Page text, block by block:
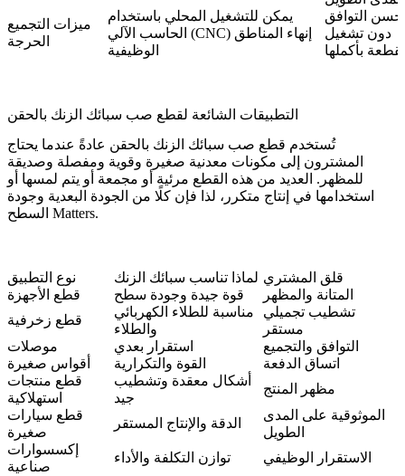
ميزات التجميع
الحرجة
يمكن للتشغيل المحلي باستخدام
الحاسب الآلي (CNC) إنهاء المناطق
الوظيفية
التوافق
دون تشغيل
بأكملها
التطبيقات الشائعة لقطع صب سبائك الزنك بالحقن
تُستخدم قطع صب سبائك الزنك بالحقن عادةً عندما يحتاج
المشترون إلى مكونات معدنية صغيرة وقوية ومفصلة وصديقة
للمظهر. العديد من هذه القطع مرئية أو مجمعة أو يتم لمسها أو
استخدامها في إنتاج متكرر، لذا فإن كلًا من الجودة البعدية وجودة
السطح Matters.
نوع التطبيق لماذا تناسب سبائك الزنك قلق المشتري
قطع الأجهزة
قوة جيدة وجودة سطح
المتانة والمظهر
قطع زخرفية
مناسبة للطلاء الكهربائي
والطلاء
تشطيب تجميلي
مستقر
موصلات
استقرار بعدي
التوافق والتجميع
أقواس صغيرة
القوة والتكرارية
اتساق الدفعة
قطع منتجات
استهلاكية
أشكال معقدة وتشطيب
جيد
مظهر المنتج
قطع سيارات
صغيرة
الدقة والإنتاج المستقر
الموثوقية على المدى
الطويل
إكسسوارات
صناعية
توازن التكلفة والأداء الاستقرار الوظيفي